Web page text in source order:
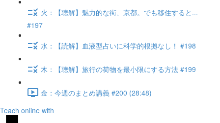
火：【聴解】魅力的な街、京都。でも移住すると...
#197
水：【読解】血液型占いに科学的根拠なし！ #198
木：【聴解】旅行の荷物を最小限にする方法 #199
金：今週のまとめ講義 #200 (28:48)
Teach online with